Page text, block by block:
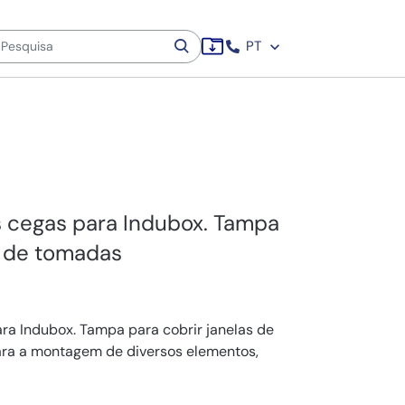
PT
para Indubox. Tampa
tomadas
Indubox. Tampa para cobrir janelas de
a montagem de diversos elementos,